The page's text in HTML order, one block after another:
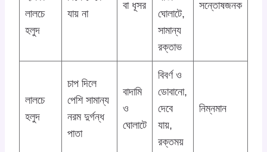
লালচে
হলুদ
যায় না
বা ধূসর
ঘোলাটে,
সামান্য
রক্তাভ
সন্তোষজনক
লালচে
হলুদ
চাপ দিলে
পেশি সামান্য
নরম দুর্গন্ধ
পাতা
বাদামি
ও
ঘোলাটে
বিবর্ণ ও
ডোবানো,
দেবে
যায়,
রক্তময়
নিম্নমান